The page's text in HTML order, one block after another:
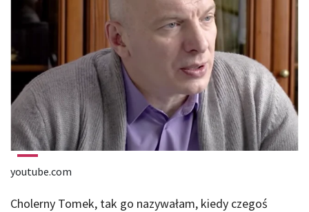
youtube.com
Cholerny Tomek, tak go nazywałam, kiedy czegoś